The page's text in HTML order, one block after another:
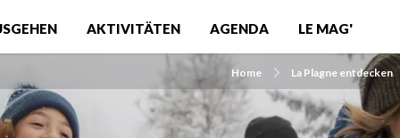
AKTIVITÄTEN AGENDA LE MAG'
Home La Plagne entdecken